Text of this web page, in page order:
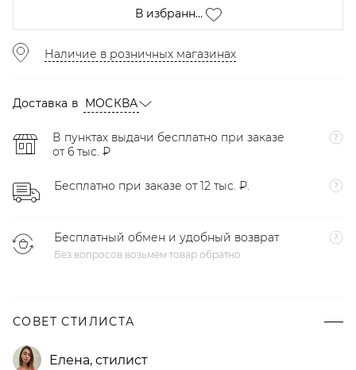
В избранн...
Наличие в розничных магазинах
Доставка в МОСКВА
В пунктах выдачи бесплатно при заказе
от 6 тыс. ₽
Бесплатно при заказе от 12 тыс. ₽.
Бесплатный обмен и удобный возврат
Без вопросов возьмем товар обратно
СОВЕТ СТИЛИСТА
Елена, стилист